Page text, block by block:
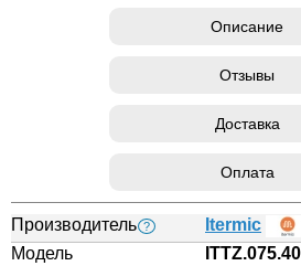
Описание
Отзывы
Доставка
Оплата
Производитель ?
Itermic
Модель